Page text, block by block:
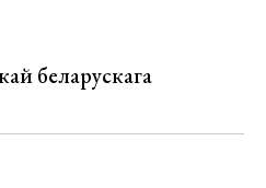
беларускага